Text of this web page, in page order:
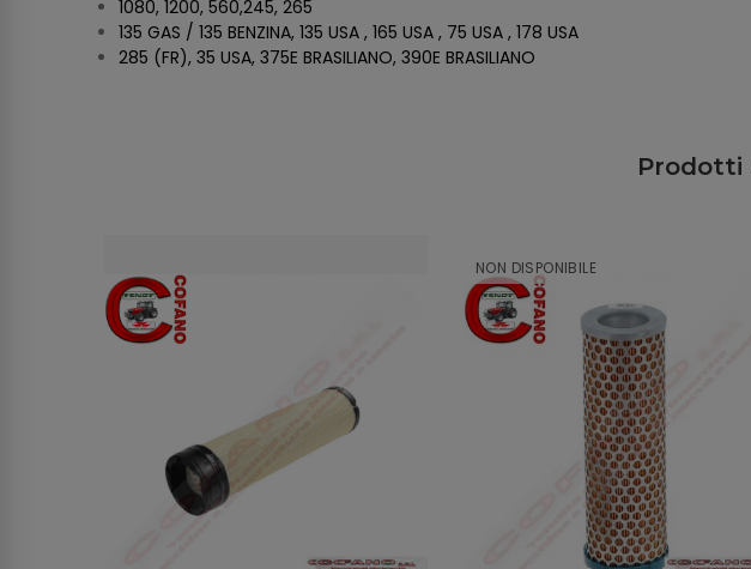
1080, 1200, 560,245, 265
135 GAS / 135 BENZINA, 135 USA , 165 USA , 75 USA , 178 USA
285 (FR), 35 USA, 375E BRASILIANO, 390E BRASILIANO
Prodotti
NON DISPONIBILE